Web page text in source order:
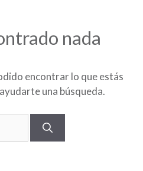
nada
encontrar lo que estás
una búsqueda.